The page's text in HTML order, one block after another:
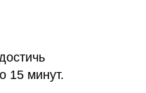
15 минут.